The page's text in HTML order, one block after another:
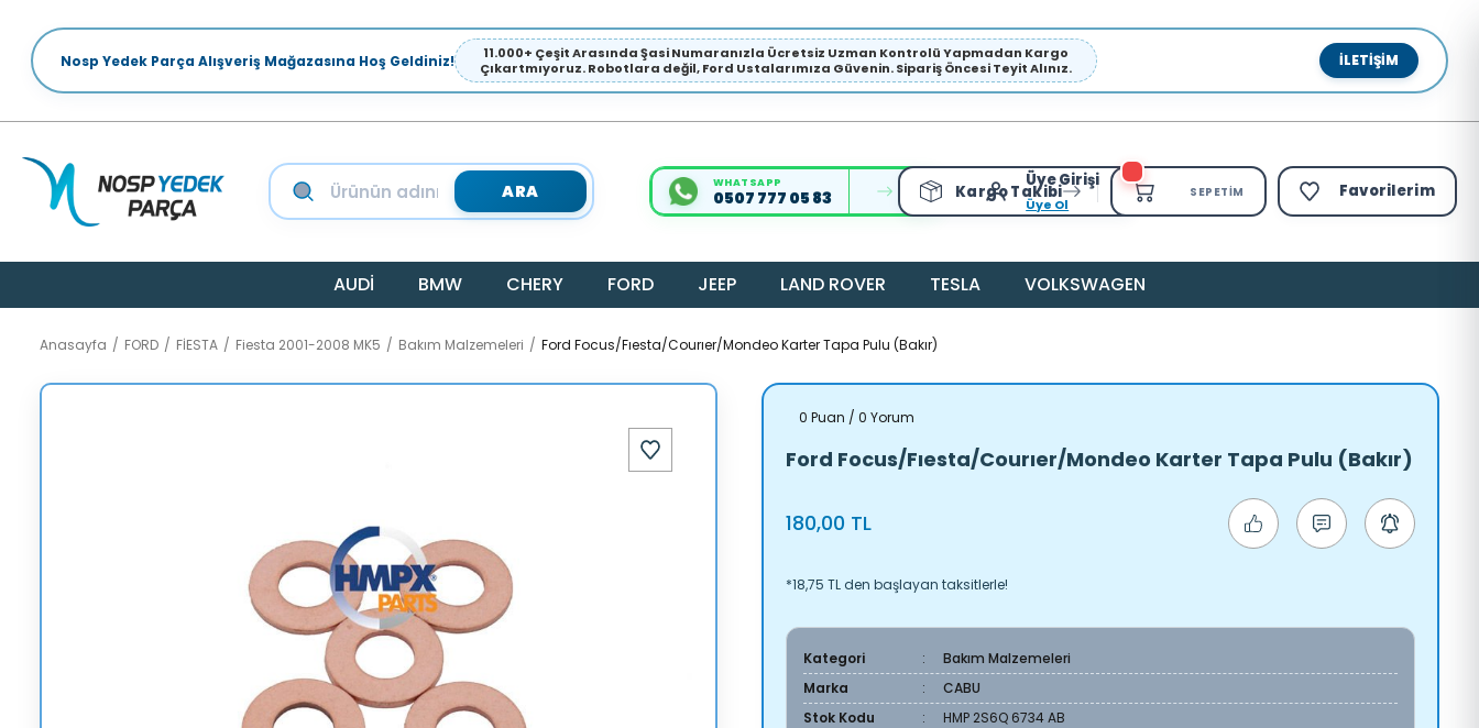
Nosp Yedek Parça Alışveriş Mağazasına Hoş Geldiniz!
11.000+ Çeşit Arasında Şasi Numaranızla Ücretsiz Uzman Kontrolü Yapmadan Kargo
Çıkartmıyoruz. Robotlara değil, Ford Ustalarımıza Güvenin. Sipariş Öncesi Teyit Alınız.
İLETIŞIM
ARA WHATSAPP
0507 777 05 83 Kargo Takibi
Üye Girişi
Üye Ol
SEPETIM Favorilerim
AUDİ BMW CHERY FORD JEEP LAND ROVER TESLA VOLKSWAGEN
Anasayfa FORD FİESTA Fiesta 2001-2008 MK5 Bakım Malzemeleri Ford Focus/Fıesta/Courıer/Mondeo Karter Tapa Pulu (Bakır)
0 Puan / 0 Yorum
Ford Focus/Fıesta/Courıer/Mondeo Karter Tapa Pulu (Bakır)
180,00 TL
*18,75 TL den başlayan taksitlerle!
Kategori
Bakım Malzemeleri
Marka
CABU
Stok Kodu
HMP 2S6Q 6734 AB